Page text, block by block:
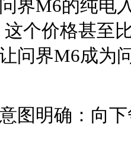
界M6的纯电
个价格甚至
问界M6成为
图明确：向